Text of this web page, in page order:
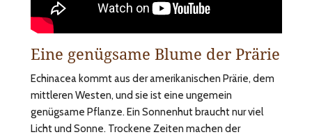
Eine genügsame Blume der Prärie
Echinacea kommt aus der amerikanischen Prärie, dem
mittleren Westen, und sie ist eine ungemein
genügsame Pflanze. Ein Sonnenhut braucht nur viel
Licht und Sonne. Trockene Zeiten machen der